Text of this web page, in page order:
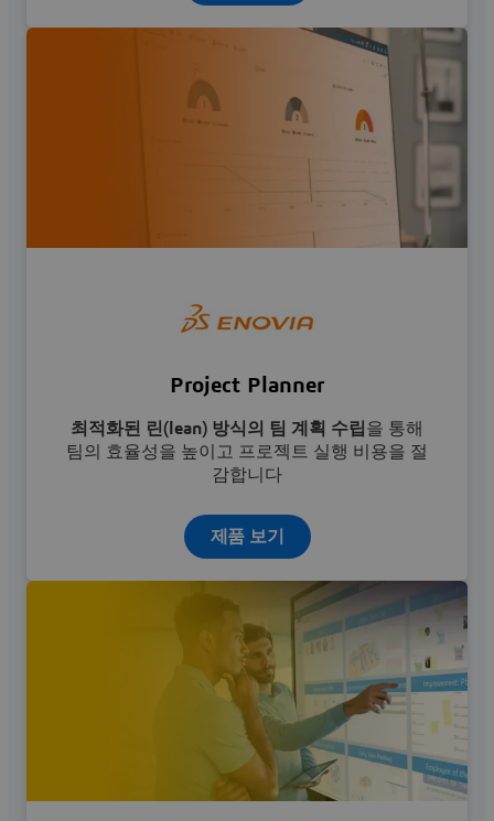
Project Planner
최적화된 린(lean) 방식의 팀 계획 수립 을 통해
팀의 효율성을 높이고 프로젝트 실행 비용을 절
감합니다
제품 보기